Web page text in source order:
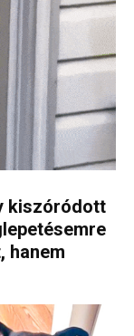
kiszóródott
hanem